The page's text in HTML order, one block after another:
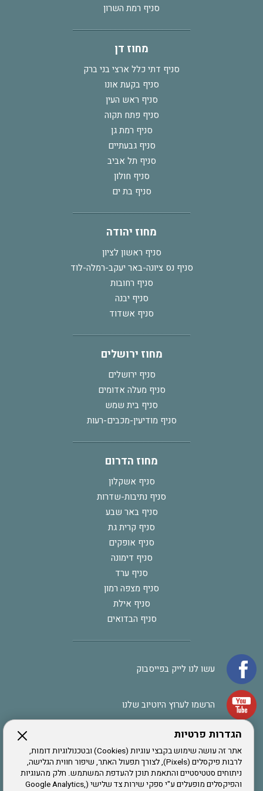
הגדרות פרטיות
אתר זה עושה שימוש בקבצי עוגיות (Cookies) ובטכנולוגיות דומות,
לרבות פיקסלים (Pixels), לצורך תפעול האתר, שיפור חווית הגלישה,
ניתוחים סטטיסטיים והתאמת תוכן להעדפת המשתמש. חלק מהעוגיות
והפיקסלים מופעלים ע"י ספקי שירות צד שלישי (Google Analytics,
סניף רמת השרון
מחוז דן
סניף דתי כלל ארצי בני ברק
סניף בקעת אונו
סניף ראש העין
סניף פתח תקוה
סניף רמת גן
סניף גבעתיים
סניף תל אביב
סניף חולון
סניף בת ים
מחוז יהודה
סניף ראשון לציון
סניף נס ציונה-באר יעקב-רמלה-לוד
סניף רחובות
סניף יבנה
סניף אשדוד
מחוז ירושלים
סניף ירושלים
סניף מעלה אדומים
סניף בית שמש
סניף מודיעין-מכבים-רעות
מחוז הדרום
סניף אשקלון
סניף נתיבות-שדרות
סניף באר שבע
סניף קרית גת
סניף אופקים
סניף דימונה
סניף ערד
סניף מצפה רמון
סניף אילת
סניף הבדואים
עשו לנו לייק בפייסבוק
הרשמו לערוץ היוטיוב שלנו
אתר צה"ל